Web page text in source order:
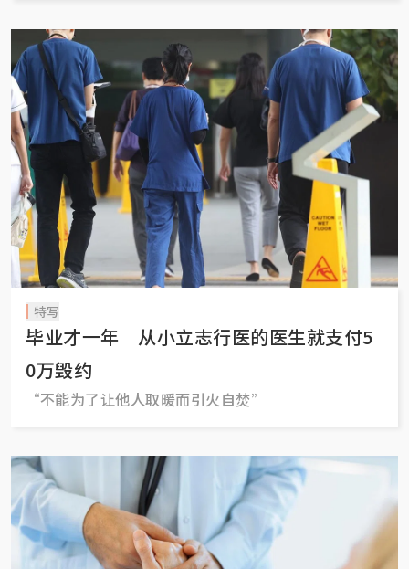
特写
毕业才一年 从小立志行医的医生就支付5
0万毁约
“不能为了让他人取暖而引火自焚”